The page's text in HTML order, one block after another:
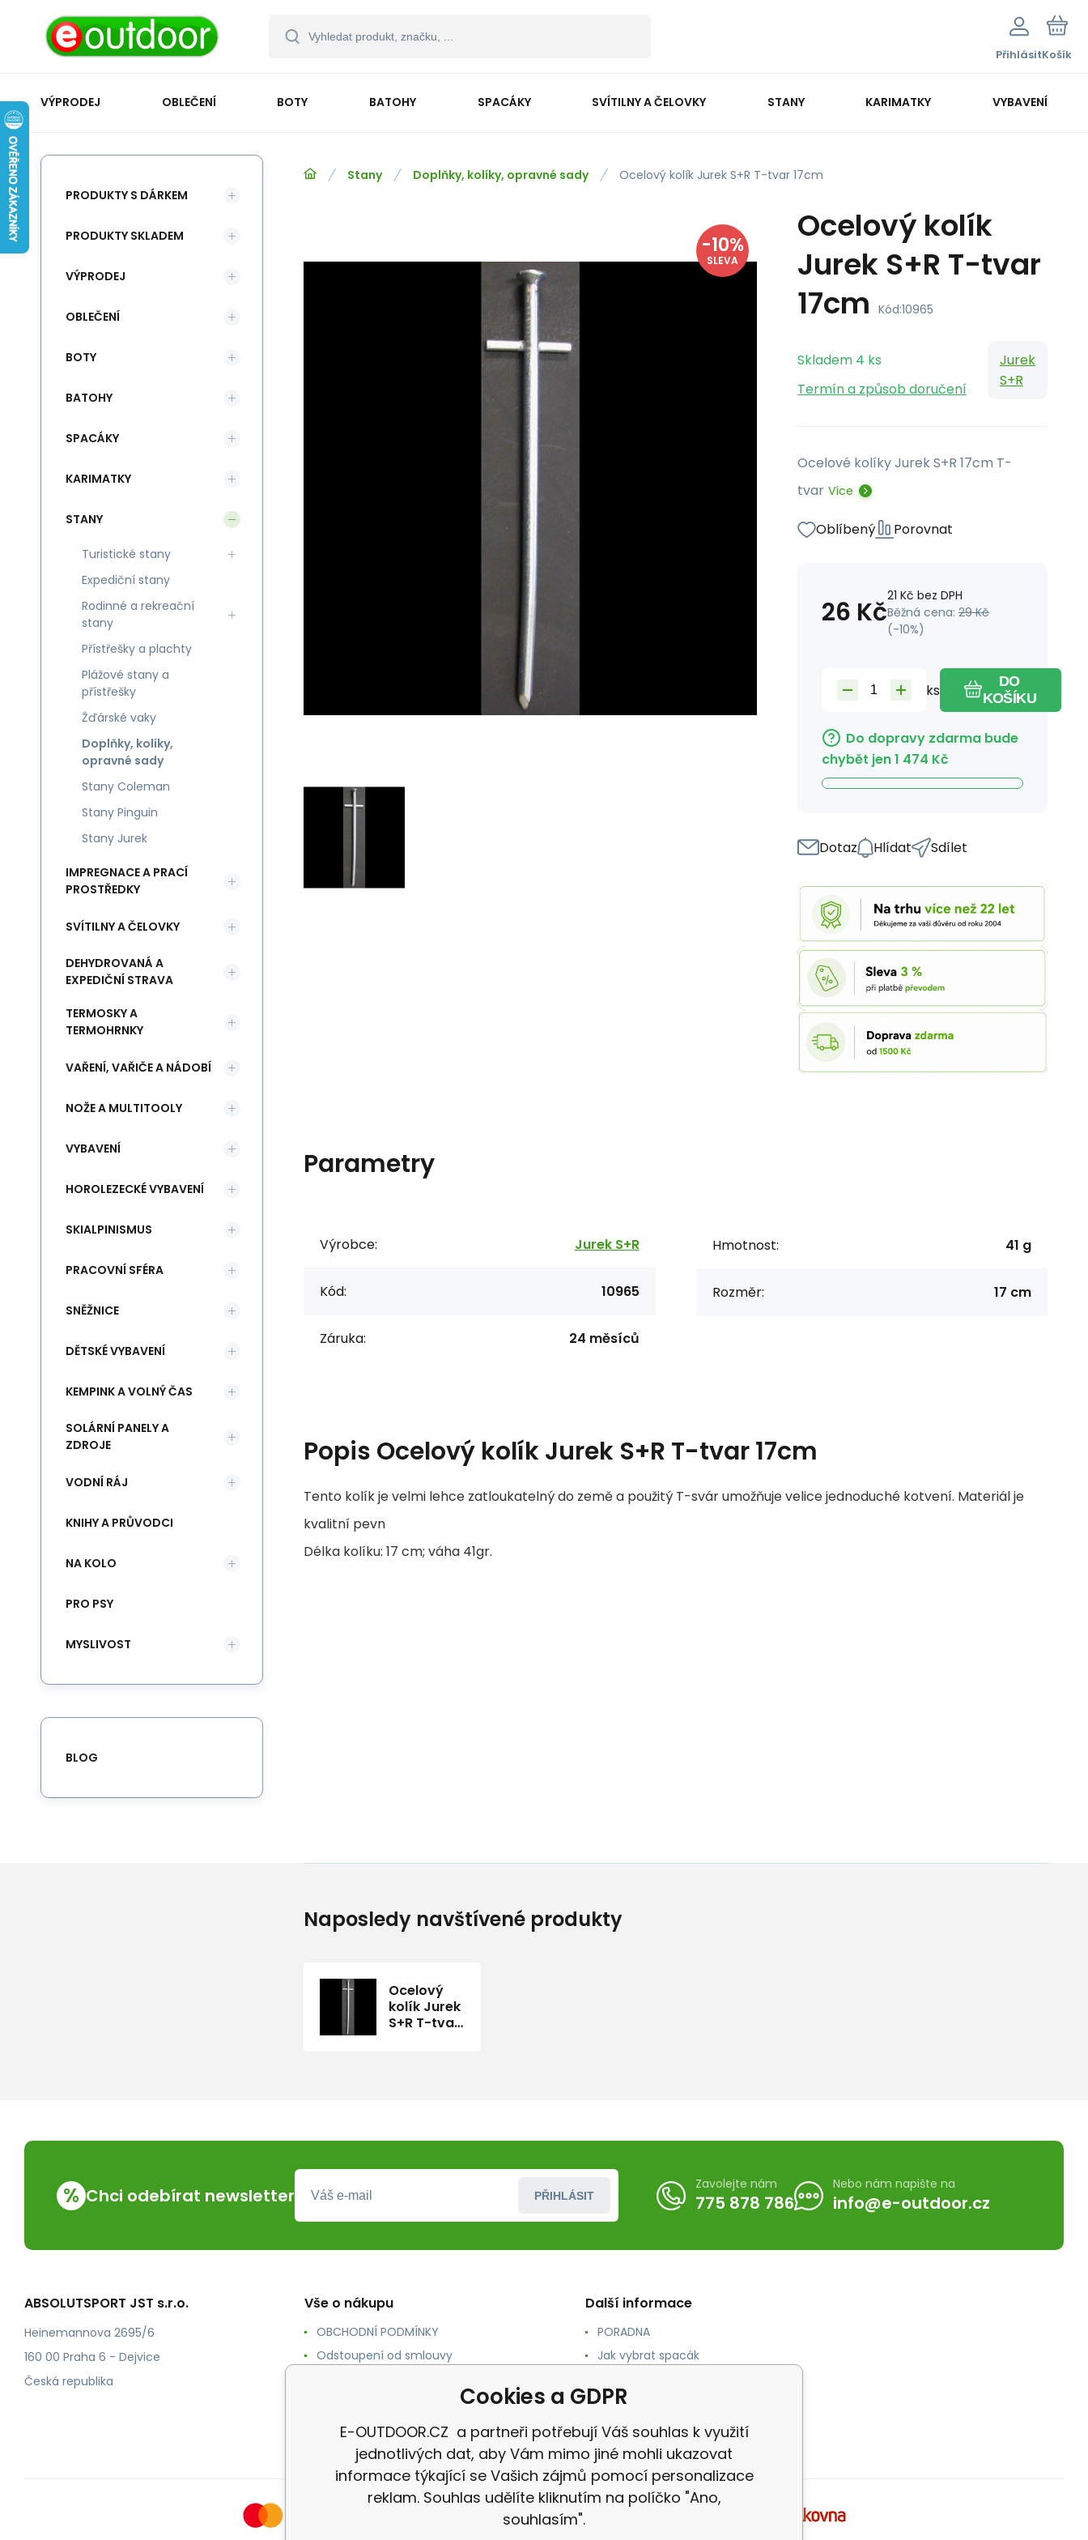
PřihlásitKošík
VÝPRODEJ OBLEČENÍ BOTY BATOHY SPACÁKY SVÍTILNY A ČELOVKY STANY KARIMATKY VYBAVENÍ
Stany Doplňky, kolíky, opravné sady Ocelový kolík Jurek S+R T-tvar 17cm
-10%
SLEVA
Ocelový kolík
Jurek S+R T-tvar
17cm Kód:10965
Skladem 4 ks
Termín a způsob doručení
Jurek
S+R
Ocelové kolíky Jurek S+R 17cm T-
tvar Více
Oblíbený Porovnat
26 Kč21 Kč bez DPH
Běžná cena: 29 Kč
(-10%)
ks
DO
KOŠÍKU
Do dopravy zdarma bude
chybět jen1 474 Kč
Dotaz Hlídat Sdílet
Parametry
Výrobce: Jurek S+R
Kód: 10965
Záruka: 24 měsíců
Hmotnost: 41 g
Rozměr: 17 cm
Popis Ocelový kolík Jurek S+R T-tvar 17cm
Tento kolík je velmi lehce zatloukatelný do země a použitý T-svár umožňuje velice jednoduché kotvení. Materiál je
kvalitní pevn
Délka kolíku: 17 cm; váha 41gr.
PRODUKTY S DÁRKEM
PRODUKTY SKLADEM
VÝPRODEJ
OBLEČENÍ
BOTY
BATOHY
SPACÁKY
KARIMATKY
STANY
Turistické stany
Expediční stany
Rodinné a rekreační
stany
Přístřešky a plachty
Plážové stany a
přístřešky
Žďárské vaky
Doplňky, kolíky,
opravné sady
Stany Coleman
Stany Pinguin
Stany Jurek
IMPREGNACE A PRACÍ
PROSTŘEDKY
SVÍTILNY A ČELOVKY
DEHYDROVANÁ A
EXPEDIČNÍ STRAVA
TERMOSKY A
TERMOHRNKY
VAŘENÍ, VAŘIČE A NÁDOBÍ
NOŽE A MULTITOOLY
VYBAVENÍ
HOROLEZECKÉ VYBAVENÍ
SKIALPINISMUS
PRACOVNÍ SFÉRA
SNĚŽNICE
DĚTSKÉ VYBAVENÍ
KEMPINK A VOLNÝ ČAS
SOLÁRNÍ PANELY A
ZDROJE
VODNÍ RÁJ
KNIHY A PRŮVODCI
NA KOLO
PRO PSY
MYSLIVOST
BLOG
Naposledy navštívené produkty
Ocelový
kolík Jurek
S+R T-tvar
% Chci odebírat newsletter PŘIHLÁSIT
Zavolejte nám
775 878 786
Nebo nám napište na
info@e-outdoor.cz
ABSOLUTSPORT JST s.r.o.
Heinemannova 2695/6
160 00 Praha 6 - Dejvice
Česká republika
Vše o nákupu
OBCHODNÍ PODMÍNKY
Odstoupení od smlouvy
Ochrana osobních údajů
Další informace
PORADNA
Jak vybrat spacák
Jak vybrat karimatku
Reklamace
Cookies a GDPR
E-OUTDOOR.CZ a partneři potřebují Váš souhlas k využití
jednotlivých dat, aby Vám mimo jiné mohli ukazovat
informace týkající se Vašich zájmů pomocí personalizace
reklam. Souhlas udělíte kliknutím na políčko "Ano,
souhlasím".